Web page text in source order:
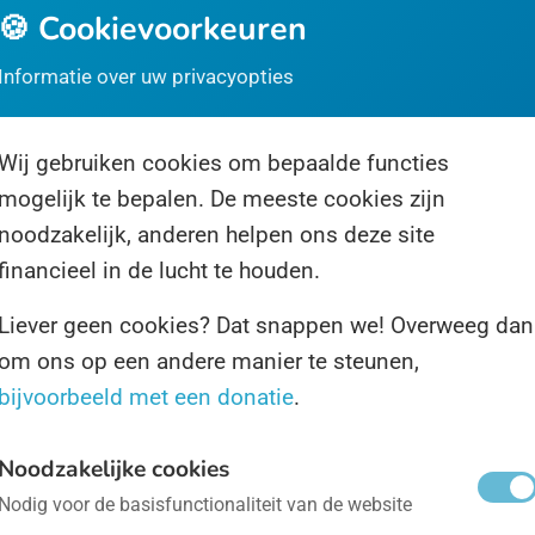
Dag is in het leven geroepen om wereldwijd een
is de Dag opgericht en erkend door de
er op de Dag worden georganiseerd, komen
van de Trainer- op 7 november
was er een Nederlandse Dag van de Trainer,
ons totaal onbekend. Nu hebben de Belgen de
al onze trainers dus gelukkig alsnog in
Dag van het Basisinkomen - op 1 mei
🍪 Cookievoorkeuren
Informatie over uw privacyopties
gebruiken cookies om bepaalde functies
mogelijk te bepalen. De meeste cookies zijn
noodzakelijk, anderen helpen ons deze site
in de lucht te houden.
Liever geen cookies? Dat snappen we! Overweeg dan
om ons op een andere manier te steunen,
bijvoorbeeld met een donatie.
Noodzakelijke cookies
Nodig voor de basisfunctionaliteit van de website